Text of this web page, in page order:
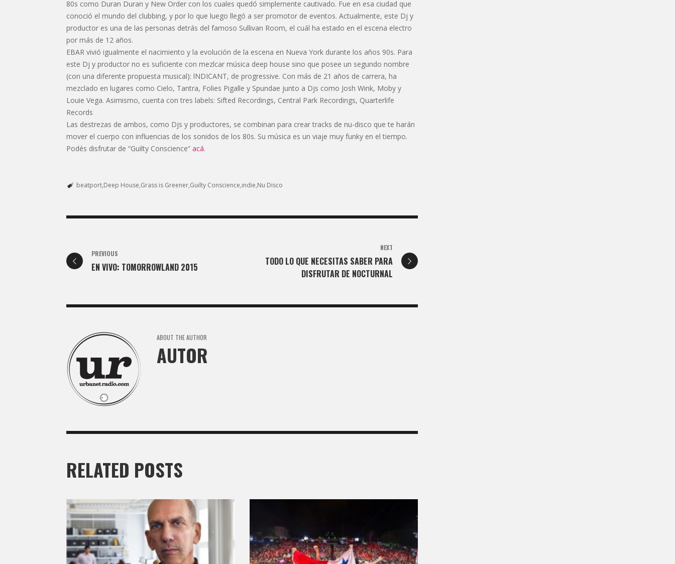
80s como Duran Duran y New Order con los cuales quedó simplemente cautivado. Fue en esa ciudad que
conoció el mundo del clubbing, y por lo que luego llegó a ser promotor de eventos. Actualmente, este Dj y
productor es una de las personas detrás del famoso Sullivan Room, el cuál ha estado en el escena electro
por más de 12 años.
EBAR vivió igualmente el nacimiento y la evolución de la escena en Nueva York durante los años 90s. Para
este Dj y productor no es suficiente con mezlcar música deep house sino que posee un segundo nombre
(con una diferente propuesta musical): lNDICANT, de progressive. Con más de 21 años de carrera, ha
mezclado en lugares como Cielo, Tantra, Folies Pigalle y Spundae junto a Djs como Josh Wink, Moby y
Louie Vega. Asimismo, cuenta con tres labels: Sifted Recordings, Central Park Recordings, Quarterlife
Records
Las destrezas de ambos, como Djs y productores, se combinan para crear tracks de nu-disco que te harán
mover el cuerpo con influencias de los sonidos de los 80s. Su música es un viaje muy funky en el tiempo.
Podés disfrutar de “Guilty Conscience” acá.
beatport Deep House Grass is Greener Guilty Conscience indie Nu Disco
PREVIOUS
EN VIVO: TOMORROWLAND 2015
NEXT
TODO LO QUE NECESITAS SABER PARA
DISFRUTAR DE NOCTURNAL
ABOUT THE AUTHOR
AUTOR
RELATED POSTS